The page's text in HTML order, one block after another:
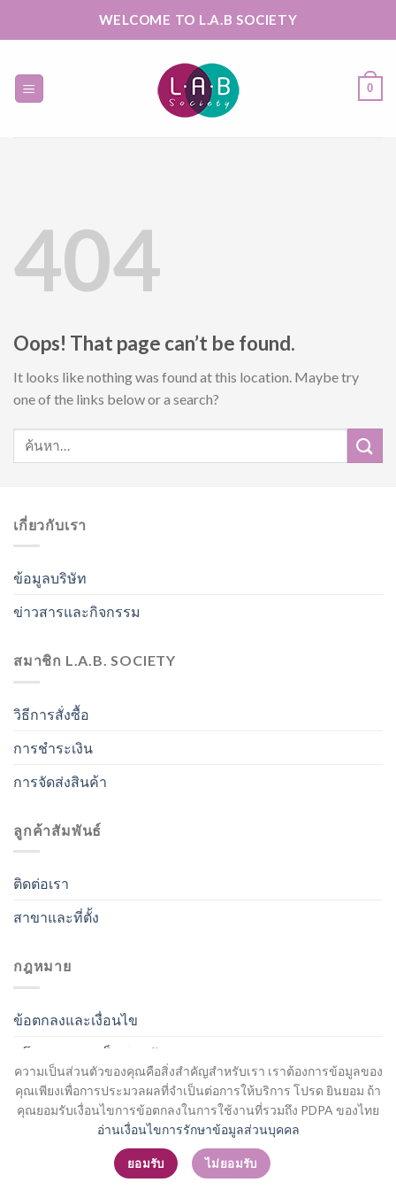
ความเป็นส่วนตัวของคุณคือสิ่งสำคัญสำหรับเรา เราต้องการข้อมูลของ
คุณเพียงเพื่อการประมวลผลที่จำเป็นต่อการให้บริการ โปรด ยินยอม ถ้า
คุณยอมรับเงื่อนไขการข้อตกลงในการใช้งานที่รวมถึง PDPA ของไทย
อ่านเงื่อนไขการรักษาข้อมูลส่วนบุคคล
ยอมรับ ไม่ยอมรับ
WELCOME TO L.A.B SOCIETY
0
404
Oops! That page can’t be found.
It looks like nothing was found at this location. Maybe try
one of the links below or a search?
เกี่ยวกับเรา
ข้อมูลบริษัท
ข่าวสารและกิจกรรม
สมาชิก L.A.B. SOCIETY
วิธีการสั่งซื้อ
การชำระเงิน
การจัดส่งสินค้า
ลูกค้าสัมพันธ์
ติดต่อเรา
สาขาและที่ตั้ง
กฎหมาย
ข้อตกลงและเงื่อนไข
นโยบายความเป็นส่วนตัว
สมัครสมาชิก / เข้าสู่ระบบ
Copyright 2026 ©Flatsome Theme